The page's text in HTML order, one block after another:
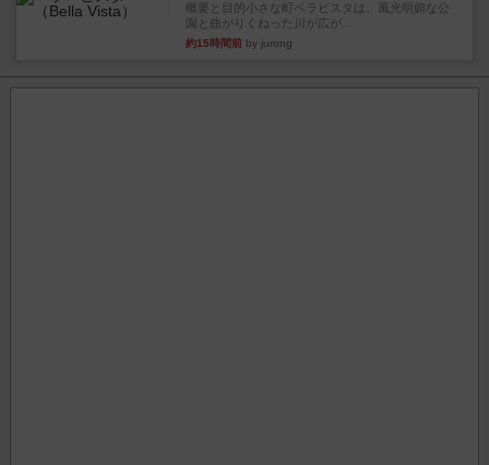
概要と目的小さな町ベラビスタは、風光明媚な公
園と曲がりくねった川が広が...
約15時間前 by jurong